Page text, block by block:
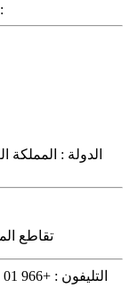
الفاكس :
الدولة : المملكة
تقاطع
التليفون : +966 01 4543300